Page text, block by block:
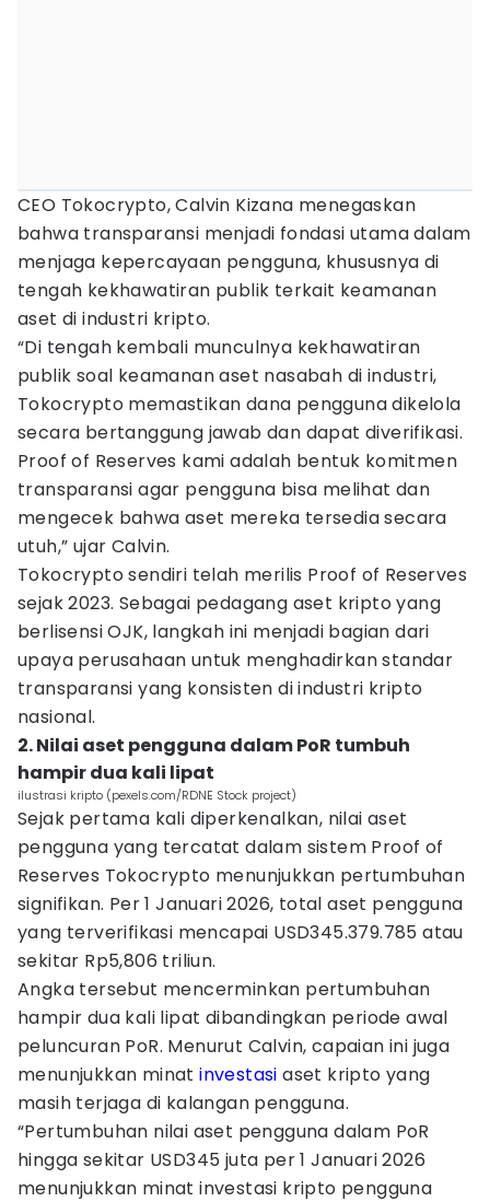
CEO Tokocrypto, Calvin Kizana menegaskan
bahwa transparansi menjadi fondasi utama dalam
menjaga kepercayaan pengguna, khususnya di
tengah kekhawatiran publik terkait keamanan
aset di industri kripto.
“Di tengah kembali munculnya kekhawatiran
publik soal keamanan aset nasabah di industri,
Tokocrypto memastikan dana pengguna dikelola
secara bertanggung jawab dan dapat diverifikasi.
Proof of Reserves kami adalah bentuk komitmen
transparansi agar pengguna bisa melihat dan
mengecek bahwa aset mereka tersedia secara
utuh,” ujar Calvin.
Tokocrypto sendiri telah merilis Proof of Reserves
sejak 2023. Sebagai pedagang aset kripto yang
berlisensi OJK, langkah ini menjadi bagian dari
upaya perusahaan untuk menghadirkan standar
transparansi yang konsisten di industri kripto
nasional.
2. Nilai aset pengguna dalam PoR tumbuh
hampir dua kali lipat
ilustrasi kripto (pexels.com/RDNE Stock project)
Sejak pertama kali diperkenalkan, nilai aset
pengguna yang tercatat dalam sistem Proof of
Reserves Tokocrypto menunjukkan pertumbuhan
signifikan. Per 1 Januari 2026, total aset pengguna
yang terverifikasi mencapai USD345.379.785 atau
sekitar Rp5,806 triliun.
Angka tersebut mencerminkan pertumbuhan
hampir dua kali lipat dibandingkan periode awal
peluncuran PoR. Menurut Calvin, capaian ini juga
menunjukkan minatinvestasi aset kripto yang
masih terjaga di kalangan pengguna.
“Pertumbuhan nilai aset pengguna dalam PoR
hingga sekitar USD345 juta per 1 Januari 2026
menunjukkan minat investasi kripto pengguna